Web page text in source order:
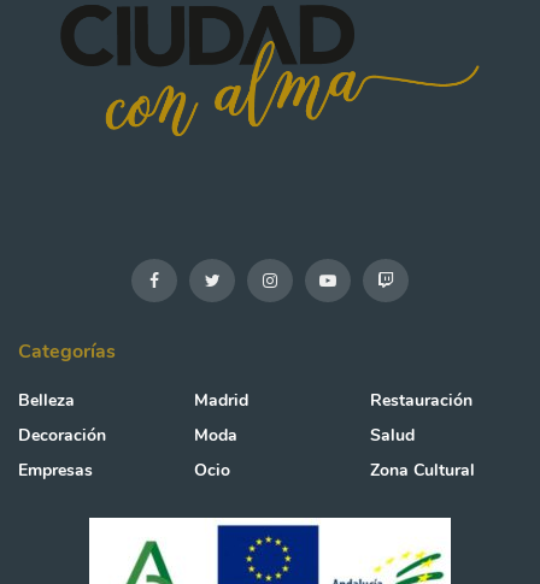
Categorías
Belleza
Decoración
Empresas
Madrid
Moda
Ocio
Restauración
Salud
Zona Cultural